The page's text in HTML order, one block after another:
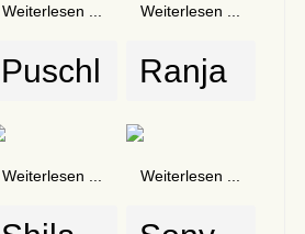
Weiterlesen ... Weiterlesen ...
Puschl
Weiterlesen ...
Ranja
Weiterlesen ...